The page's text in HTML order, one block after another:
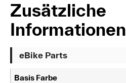
Zusätzliche
Informationen
eBike Parts
Basis Farbe